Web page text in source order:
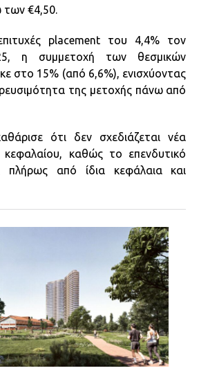
των €4,50.
placement του 4,4% τον
η συμμετοχή των θεσμικών
στο 15% (από 6,6%), ενισχύοντας
της μετοχής πάνω από
ότι δεν σχεδιάζεται νέα
κεφαλαίου, καθώς το επενδυτικό
πλήρως από ίδια κεφάλαια και